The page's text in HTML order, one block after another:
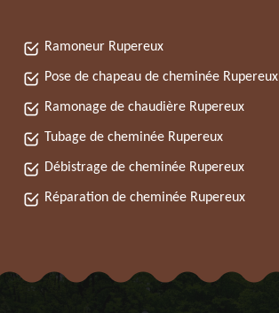
Ramoneur Rupereux
Pose de chapeau de cheminée Rupereux
Ramonage de chaudière Rupereux
Tubage de cheminée Rupereux
Débistrage de cheminée Rupereux
Réparation de cheminée Rupereux